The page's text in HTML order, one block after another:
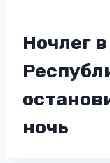
Ночлег
ночь